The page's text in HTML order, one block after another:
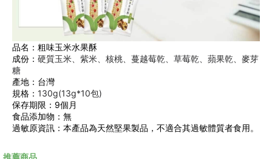
品名：粗味玉米水果酥
成份： 硬質玉米、紫米、核桃、蔓越莓乾、草莓乾、蘋果乾、麥芽
糖
產地：台灣
規格： 130g(13g*10包)
保存期限：9個月
食品添加物：無
過敏原資訊：本產品為天然堅果製品，不適合其過敏體質者食用。
推薦商品